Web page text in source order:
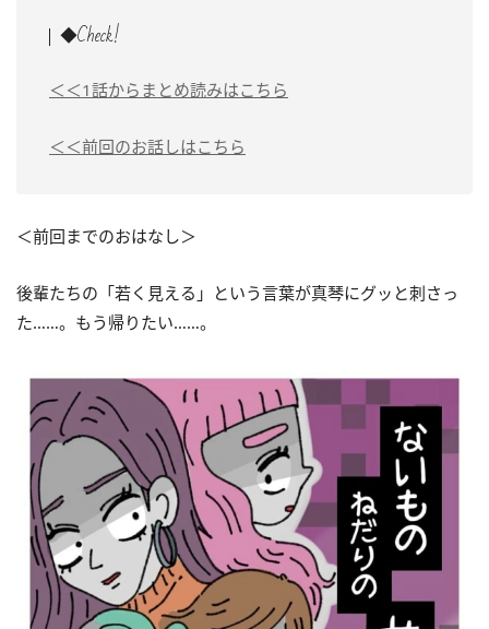
◆Check!
＜＜1話からまとめ読みはこちら
＜＜前回のお話しはこちら
＜前回までのおはなし＞
後輩たちの「若く見える」という言葉が真琴にグッと刺さっ
た……。もう帰りたい……。